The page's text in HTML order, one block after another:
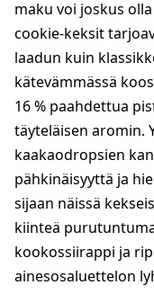
maku voi joskus
cookie-keksit
laadun kuin
kätevämmässä
16 % paahdettua
täyteläisen aromin.
kaakaodropsien
pähkinäisyyttä ja
sijaan näissä
kiinteä
kookossiirappi ja
ainesosaluettelon